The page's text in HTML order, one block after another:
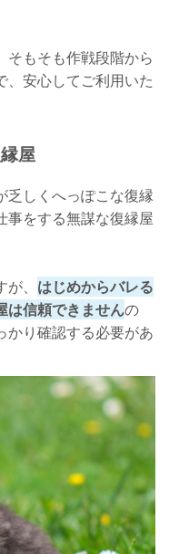
う
そもそも作戦段階から
、安心してご利用いた
屋
乏しくへっぽこな復縁
事をする無謀な復縁屋
、 はじめからバレる
は信頼できませんの
かり確認する必要があ